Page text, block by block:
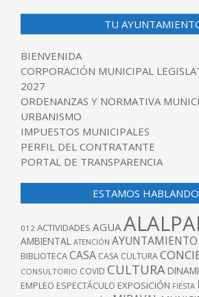
TU
BIENVENIDA
CORPORACIÓN MUNICIPAL
2027
ORDENANZAS Y NORMATIVA
URBANISMO
IMPUESTOS MUNICIPALES
PERFIL DEL CONTRATANTE
PORTAL DE TRANSPARENCIA
ESTAMOS
012 ACTIVIDADES AGUA
AMBIENTAL ATENCIÓN AYUNTAMIENTO
BIBLIOTECACASA CASA CULTURA
CONSULTORIO COVID CULTURA
EMPLEO ESPECTÁCULO EXPOSICIÓN FIESTA